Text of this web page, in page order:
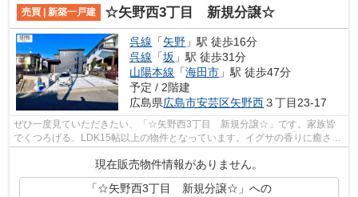
売買 | 新築一戸建 ☆矢野西3丁目 新規分譲☆
呉線 「矢野 」駅 徒歩16分
呉線 「坂 」駅 徒歩31分
山陽本線 「海田市 」駅 徒歩47分
予定 / 2階建
広島県広島市安芸区矢野西３丁目23-17
ぜひ一度見ていただきたい、「☆矢野西3丁目 新規分譲☆」です。家族皆
でくつろげる、LDK15帖以上の物件となっています。イグサの香りに癒さ
現在販売物件情報がありません。
「☆矢野西3丁目 新規分譲☆」への